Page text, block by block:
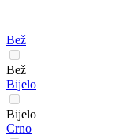
Bež
Bež
Bijelo
Bijelo
Crno